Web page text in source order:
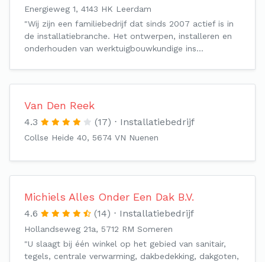
Energieweg 1, 4143 HK Leerdam
"Wij zijn een familiebedrijf dat sinds 2007 actief is in
de installatiebranche. Het ontwerpen, installeren en
onderhouden van werktuigbouwkundige ins…
Van Den Reek
4.3 (17) Installatiebedrijf
Collse Heide 40, 5674 VN Nuenen
Michiels Alles Onder Een Dak B.V.
4.6 (14) Installatiebedrijf
Hollandseweg 21a, 5712 RM Someren
"U slaagt bij één winkel op het gebied van sanitair,
tegels, centrale verwarming, dakbedekking, dakgoten,